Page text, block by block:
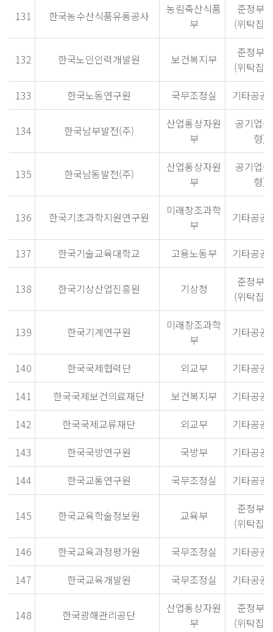
131 한국농수산식품유통공사
농림축산식품
부
준정부
(위탁집
132 한국노인인력개발원 보건복지부
준정부
(위탁집
133
한국노동연구원 국무조정실 기타공공
134 한국남부발전(주)
산업통상자원
부
공기업(
형)
135 한국남동발전(주)
산업통상자원
부
공기업(
형)
136 한국기초과학지원연구원
미래창조과학
부
기타공공
137 한국기술교육대학교 고용노동부 기타공공
138 한국기상산업진흥원 기상청
준정부
(위탁집
139 한국기계연구원
미래창조과학
부
기타공공
140 한국국제협력단 외교부
기타공공
141
한국국제보건의료재단 보건복지부
기타공공
142
한국국제교류재단 외교부
기타공공
143
한국국방연구원 국방부
기타공공
144
한국교통연구원 국무조정실 기타공공
145 한국교육학술정보원 교육부
준정부
(위탁집
146
한국교육과정평가원 국무조정실
기타공공
147
한국교육개발원 국무조정실 기타공공
148 한국광해관리공단
산업통상자원
부
준정부
(위탁집